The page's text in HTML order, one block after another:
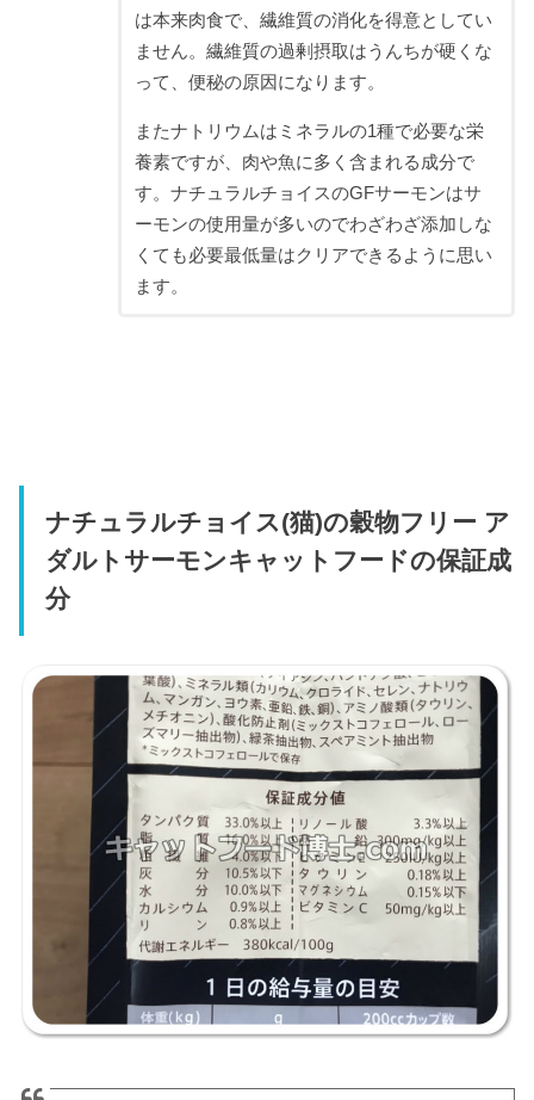
は本来肉食で、繊維質の消化を得意としてい
ません。繊維質の過剰摂取はうんちが硬くな
って、便秘の原因になります。
またナトリウムはミネラルの1種で必要な栄
養素ですが、肉や魚に多く含まれる成分で
す。ナチュラルチョイスのGFサーモンはサ
ーモンの使用量が多いのでわざわざ添加しな
くても必要最低量はクリアできるように思い
ます。
ナチュラルチョイス(猫)の穀物フリー ア
ダルトサーモンキャットフードの保証成
分